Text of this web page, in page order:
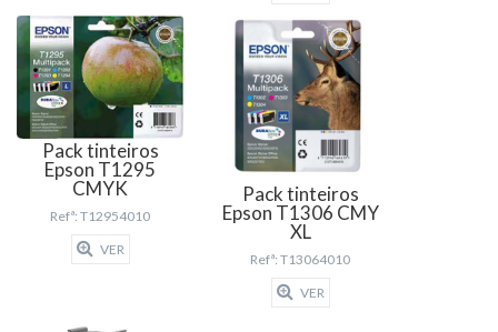
Pack tinteiros
Epson T1295
CMYK
Refª: T12954010
VER
Pack tinteiros
Epson T1306 CMY
XL
Refª: T13064010
VER